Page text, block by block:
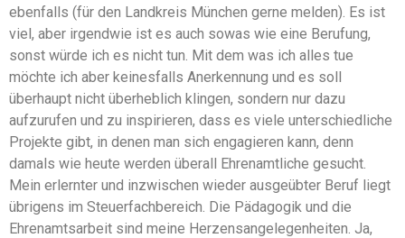
ebenfalls (für den Landkreis München gerne melden). Es ist
viel, aber irgendwie ist es auch sowas wie eine Berufung,
sonst würde ich es nicht tun. Mit dem was ich alles tue
möchte ich aber keinesfalls Anerkennung und es soll
überhaupt nicht überheblich klingen, sondern nur dazu
aufzurufen und zu inspirieren, dass es viele unterschiedliche
Projekte gibt, in denen man sich engagieren kann, denn
damals wie heute werden überall Ehrenamtliche gesucht.
Mein erlernter und inzwischen wieder ausgeübter Beruf liegt
übrigens im Steuerfachbereich. Die Pädagogik und die
Ehrenamtsarbeit sind meine Herzensangelegenheiten. Ja,